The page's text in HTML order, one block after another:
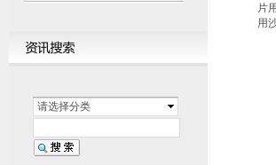
请选择分类
片
用